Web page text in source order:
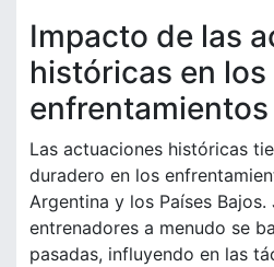
Impacto de las
históricas en los
Las actuaciones históricas
duradero en los
Argentina y los Países
entrenadores a menudo se
pasadas, influyendo en las